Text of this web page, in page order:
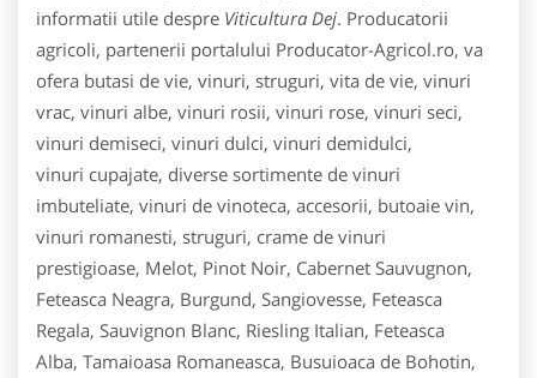
informatii utile despre Viticultura Dej. Producatorii
agricoli, partenerii portalului Producator-Agricol.ro, va
ofera butasi de vie, vinuri, struguri, vita de vie, vinuri
vrac, vinuri albe, vinuri rosii, vinuri rose, vinuri seci,
vinuri demiseci, vinuri dulci, vinuri demidulci,
vinuri cupajate, diverse sortimente de vinuri
imbuteliate, vinuri de vinoteca, accesorii, butoaie vin,
vinuri romanesti, struguri, crame de vinuri
prestigioase, Melot, Pinot Noir, Cabernet Sauvugnon,
Feteasca Neagra, Burgund, Sangiovesse, Feteasca
Regala, Sauvignon Blanc, Riesling Italian, Feteasca
Alba, Tamaioasa Romaneasca, Busuioaca de Bohotin,